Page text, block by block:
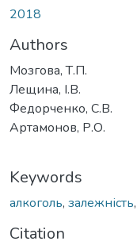
2018
Authors
Мозгова, Т.П.
Лещина, І.В.
Федорченко, С.В.
Артамонов, Р.О.
Keywords
алкоголь, залежність,
Citation